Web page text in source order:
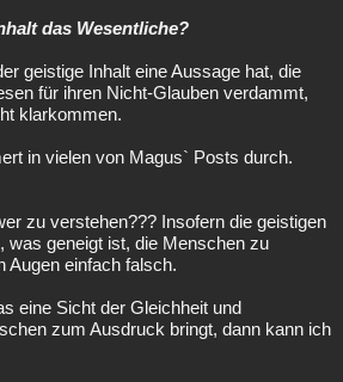
das Wesentliche?
geistige Inhalt eine Aussage hat, die
für ihren Nicht-Glauben verdammt,
klarkommen.
in vielen von Magus` Posts durch.
zu verstehen??? Insofern die geistigen
was geneigt ist, die Menschen zu
Augen einfach falsch.
eine Sicht der Gleichheit und
zum Ausdruck bringt, dann kann ich